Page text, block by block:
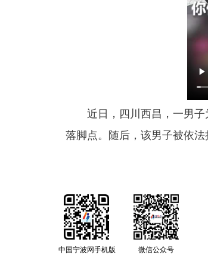
近日，四川西昌，一男
落脚点。随后，该男子被依法
中国宁波网手机版 微信公众号